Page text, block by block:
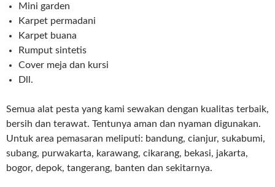
Mini garden
Karpet permadani
Karpet buana
Rumput sintetis
Cover meja dan kursi
Dll.
Semua alat pesta yang kami sewakan dengan kualitas terbaik,
bersih dan terawat. Tentunya aman dan nyaman digunakan.
Untuk area pemasaran meliputi: bandung, cianjur, sukabumi,
subang, purwakarta, karawang, cikarang, bekasi, jakarta,
bogor, depok, tangerang, banten dan sekitarnya.